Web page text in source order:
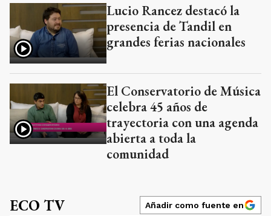
Lucio Rancez destacó la
presencia de Tandil en
grandes ferias nacionales
El Conservatorio de Música
celebra 45 años de
trayectoria con una agenda
abierta a toda la
comunidad
ECO TV Añadir como fuente en